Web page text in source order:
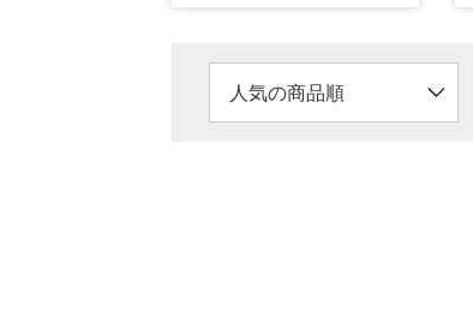
人気の商品順